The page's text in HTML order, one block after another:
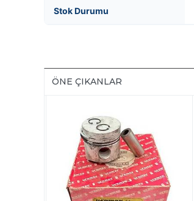
Stok Durumu
ÖNE ÇIKANLAR